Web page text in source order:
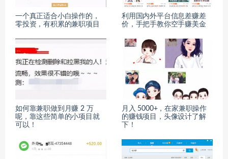
一个真正适合小白操作的，
零投资，有积累的兼职项目
利用国内外平台信息差赚差
价，手把手教你空手赚美金
如何靠兼职做到月赚 2 万
呢，靠这些简单的小项目就
可以！
月入 5000+，在家兼职操作
的赚钱项目，头像设计了解
下！